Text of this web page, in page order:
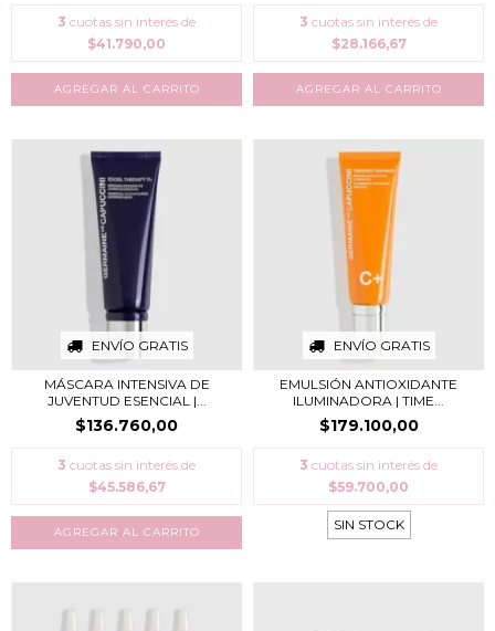
3 cuotas sin interés de
$41.790,00
3 cuotas sin interés de
$28.166,67
ENVÍO GRATIS
MÁSCARA INTENSIVA DE
JUVENTUD ESENCIAL |...
$136.760,00
3 cuotas sin interés de
$45.586,67
ENVÍO GRATIS
EMULSIÓN ANTIOXIDANTE
ILUMINADORA | TIME...
$179.100,00
3 cuotas sin interés de
$59.700,00
SIN STOCK